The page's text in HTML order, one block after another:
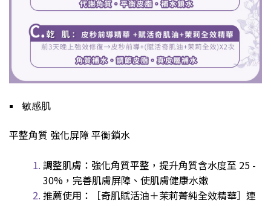
￭ 敏感肌
平整角質 強化屏障 平衡鎖水
調整肌膚 ：強化角質平整，提升角質含水度至 25 -
30% ，完善肌膚屏障、使肌膚健康水嫩
推薦使用：［奇肌賦活油＋茉莉菁純全效精華］連